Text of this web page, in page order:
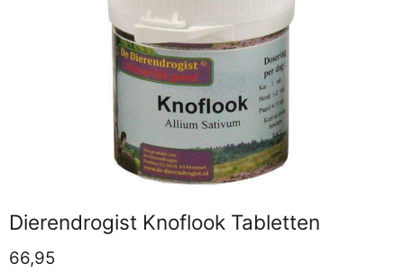
Dierendrogist Knoflook Tabletten
Huidige prijs
66,95